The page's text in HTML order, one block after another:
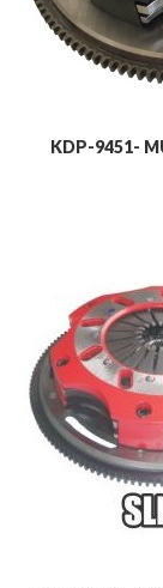
KDP-9451-